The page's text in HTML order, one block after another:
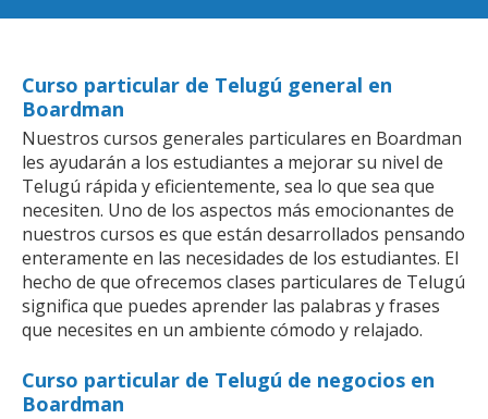
Curso particular de Telugú general en
Boardman
Nuestros cursos generales particulares en Boardman
les ayudarán a los estudiantes a mejorar su nivel de
Telugú rápida y eficientemente, sea lo que sea que
necesiten. Uno de los aspectos más emocionantes de
nuestros cursos es que están desarrollados pensando
enteramente en las necesidades de los estudiantes. El
hecho de que ofrecemos clases particulares de Telugú
significa que puedes aprender las palabras y frases
que necesites en un ambiente cómodo y relajado.
Curso particular de Telugú de negocios en
Boardman